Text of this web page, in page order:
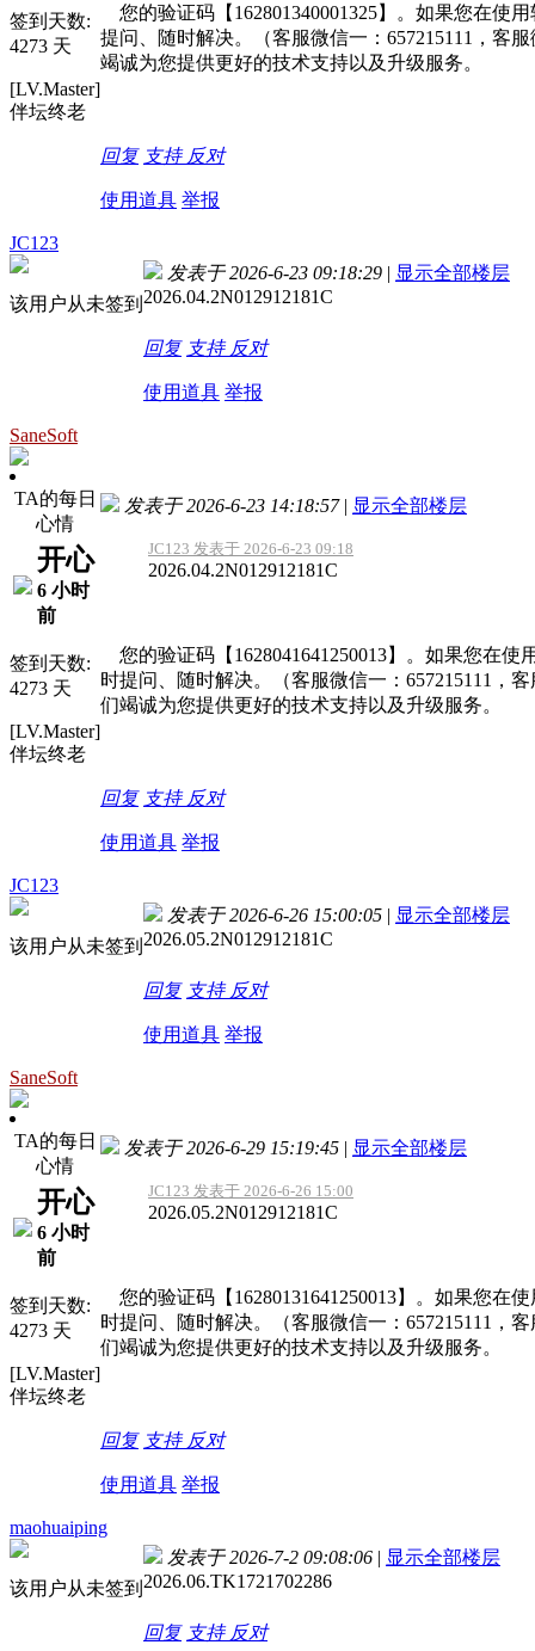
签到天数:
4273 天
[LV.Master]
伴坛终老
您的验证码【162801340001325】。如果您在使
提问、随时解决。（客服微信一：657215111，客
竭诚为您提供更好的技术支持以及升级服务。
回复 支持 反对
使用道具 举报
JC123
该用户从未签到
发表于 2026-6-23 09:18:29 | 显示全部楼层
2026.04.2N012912181C
回复 支持 反对
使用道具 举报
SaneSoft
TA的每日
心情
开心
6 小时
前
签到天数:
4273 天
[LV.Master]
伴坛终老
发表于 2026-6-23 14:18:57 | 显示全部楼层
JC123 发表于 2026-6-23 09:18
2026.04.2N012912181C
您的验证码【1628041641250013】。如果您在
时提问、随时解决。（客服微信一：657215111，
们竭诚为您提供更好的技术支持以及升级服务。
回复 支持 反对
使用道具 举报
JC123
该用户从未签到
发表于 2026-6-26 15:00:05 | 显示全部楼层
2026.05.2N012912181C
回复 支持 反对
使用道具 举报
SaneSoft
TA的每日
心情
开心
6 小时
前
签到天数:
4273 天
[LV.Master]
伴坛终老
发表于 2026-6-29 15:19:45 | 显示全部楼层
JC123 发表于 2026-6-26 15:00
2026.05.2N012912181C
您的验证码【16280131641250013】。如果您在
时提问、随时解决。（客服微信一：657215111，
们竭诚为您提供更好的技术支持以及升级服务。
回复 支持 反对
使用道具 举报
maohuaiping
该用户从未签到
发表于 2026-7-2 09:08:06 | 显示全部楼层
2026.06.TK1721702286
回复 支持 反对